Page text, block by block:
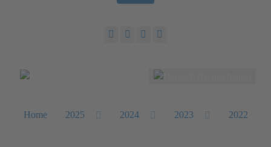
Sprache auswählen
Home 2025 2024 2023 2022